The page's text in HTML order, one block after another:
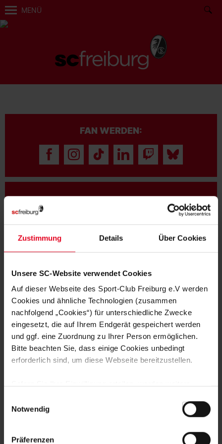
Zustimmung Details Über Cookies
Unsere SC-Website verwendet Cookies
Auf dieser Webseite des Sport-Club Freiburg e.V werden
Cookies und ähnliche Technologien (zusammen
nachfolgend „Cookies“) für unterschiedliche Zwecke
eingesetzt, die auf Ihrem Endgerät gespeichert werden
und ggf. eine Zuordnung zu Ihrer Person ermöglichen.
Bitte beachten Sie, dass einige Cookies unbedingt
erforderlich sind, um diese Webseite bereitzustellen.
Daten von Ihnen (z.B. persönlichen Identifikatoren oder
IP-Adressen) verarbeitet werden. Durch Klicken auf den
Notwendig
Präferenzen
MENÜ
FAN WERDEN:
MITGLIED WERDEN
ZUR ANMELDUNG
NOCH FRAGEN?
0761-38551-0
NEWSLETTER
ABONNIEREN